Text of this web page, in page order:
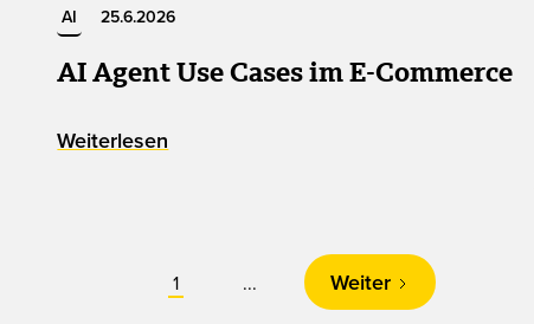
AI 25.6.2026
AI Agent Use Cases im E-Commerce
Weiterlesen
1 ... Weiter